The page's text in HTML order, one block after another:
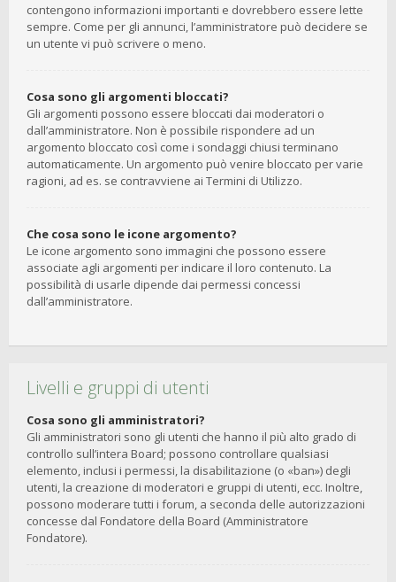
contengono informazioni importanti e dovrebbero essere lette
sempre. Come per gli annunci, l’amministratore può decidere se
un utente vi può scrivere o meno.
Cosa sono gli argomenti bloccati?
Gli argomenti possono essere bloccati dai moderatori o
dall’amministratore. Non è possibile rispondere ad un
argomento bloccato così come i sondaggi chiusi terminano
automaticamente. Un argomento può venire bloccato per varie
ragioni, ad es. se contravviene ai Termini di Utilizzo.
Che cosa sono le icone argomento?
Le icone argomento sono immagini che possono essere
associate agli argomenti per indicare il loro contenuto. La
possibilità di usarle dipende dai permessi concessi
dall’amministratore.
Livelli e gruppi di utenti
Cosa sono gli amministratori?
Gli amministratori sono gli utenti che hanno il più alto grado di
controllo sull’intera Board; possono controllare qualsiasi
elemento, inclusi i permessi, la disabilitazione (o «ban») degli
utenti, la creazione di moderatori e gruppi di utenti, ecc. Inoltre,
possono moderare tutti i forum, a seconda delle autorizzazioni
concesse dal Fondatore della Board (Amministratore
Fondatore).